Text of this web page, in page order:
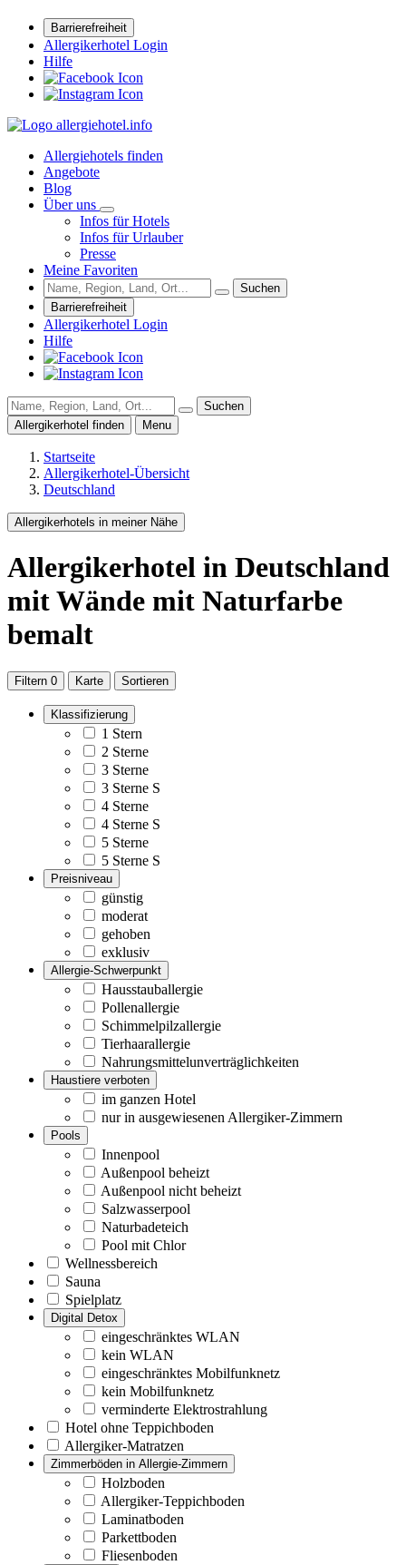
Barrierefreiheit
Allergikerhotel Login
Hilfe
Allergiehotels finden
Angebote
Blog
Über uns
Infos für Hotels
Infos für Urlauber
Presse
Meine Favoriten
Suchen
Barrierefreiheit
Allergikerhotel Login
Hilfe
Suchen
Allergikerhotel finden
Menu
Startseite
Allergikerhotel-Übersicht
Deutschland
Allergikerhotels in meiner Nähe
Allergikerhotel in Deutschland
mit Wände mit Naturfarbe
bemalt
Filtern 0 Karte Sortieren
Klassifizierung
1 Stern
2 Sterne
3 Sterne
3 Sterne S
4 Sterne
4 Sterne S
5 Sterne
5 Sterne S
Preisniveau
günstig
moderat
gehoben
exklusiv
Allergie-Schwerpunkt
Hausstauballergie
Pollenallergie
Schimmelpilzallergie
Tierhaarallergie
Nahrungsmittelunverträglichkeiten
Haustiere verboten
im ganzen Hotel
nur in ausgewiesenen Allergiker-Zimmern
Pools
Innenpool
Außenpool beheizt
Außenpool nicht beheizt
Salzwasserpool
Naturbadeteich
Pool mit Chlor
Wellnessbereich
Sauna
Spielplatz
Digital Detox
eingeschränktes WLAN
kein WLAN
eingeschränktes Mobilfunknetz
kein Mobilfunknetz
verminderte Elektrostrahlung
Hotel ohne Teppichboden
Allergiker-Matratzen
Zimmerböden in Allergie-Zimmern
Holzboden
Allergiker-Teppichboden
Laminatboden
Parkettboden
Fliesenboden